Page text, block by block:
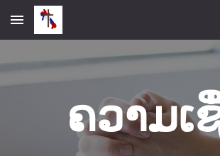
Skip to main content
ຄວາມເ